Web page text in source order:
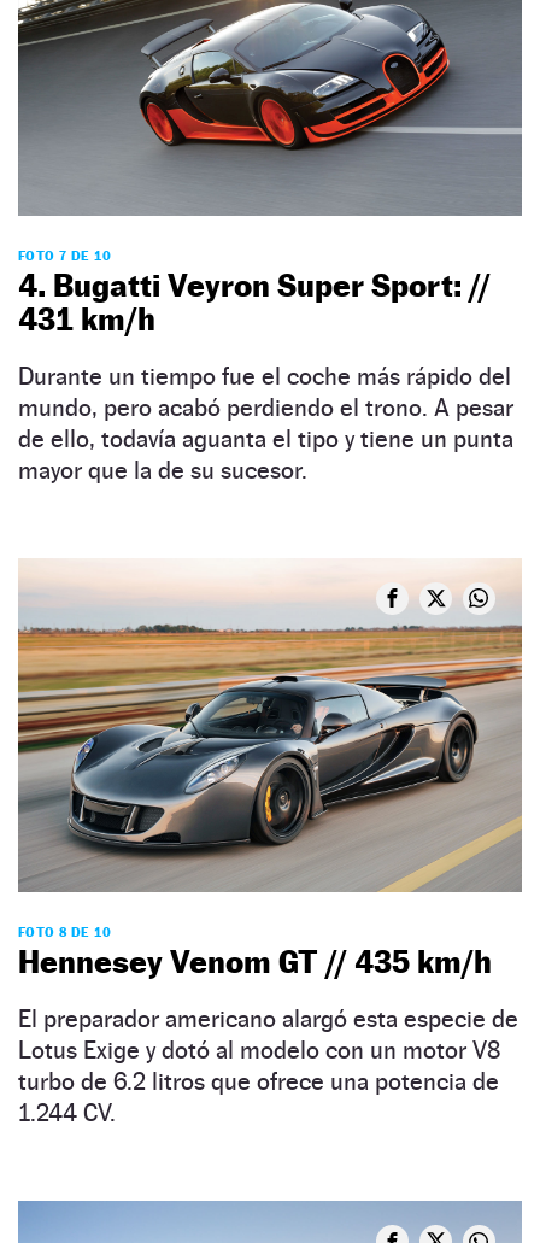
FOTO 7 DE 10
4. Bugatti Veyron Super Sport: //
431 km/h
Durante un tiempo fue el coche más rápido del
mundo, pero acabó perdiendo el trono. A pesar
de ello, todavía aguanta el tipo y tiene un punta
mayor que la de su sucesor.
FOTO 8 DE 10
Hennesey Venom GT // 435 km/h
El preparador americano alargó esta especie de
Lotus Exige y dotó al modelo con un motor V8
turbo de 6.2 litros que ofrece una potencia de
1.244 CV.